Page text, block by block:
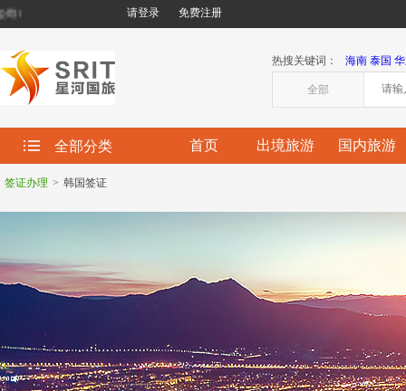
请登录 免费注册
热搜关键词： 海南 泰国
全部
全部分类 首页 出境旅游 国内旅游
签证办理 > 韩国签证